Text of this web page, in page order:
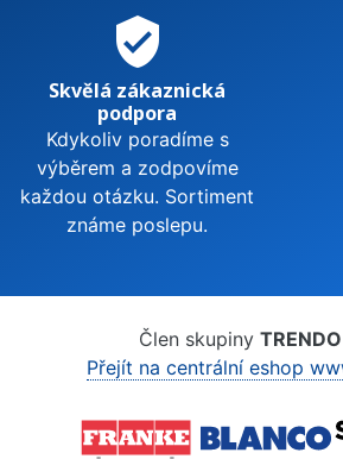
verified_user
Skvělá zákaznická
podpora
Kdykoliv poradíme s
výběrem a zodpovíme
každou otázku. Sortiment
známe poslepu.
Člen skupiny
Přejít na centrální eshop